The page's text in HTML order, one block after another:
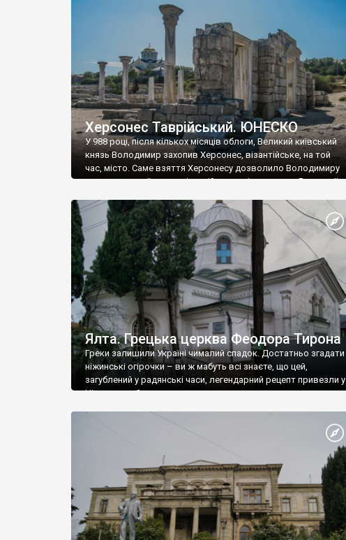
візантійської доби. Раритети викрадені з фондів об’єкту
культурної спадщини ЮНЕСКО «Херсонеса Таврійського».
Офіційно – на виставку «Золото Візантії», але експерти та
влада в Україні вважають це лише […]
Херсонес Таврійський. ЮНЕСКО
У 988 році, після кількох місяців облоги, Великий київський
князь Володимир захопив Херсонес, візантійське, на той
час, місто. Саме взяття Херсонесу дозволило Володимиру
диктувати свої умови візантійському імператору Василю ІІ,
Херсонесі Володимир-язичник, став Василем-
християнином. А потім було Хрещення Русі. На честь
Херсонесу Таврійського названо місто […]
Ялта. Грецька церква Феодора Тирона
Греки залишили Україні чималий спадок. Достатньо згадати
ніжинські огірочки – ви ж мабуть всі знаєте, що цей,
загублений у радянські часи, легендарний рецепт привезли у
Ніжин греки?